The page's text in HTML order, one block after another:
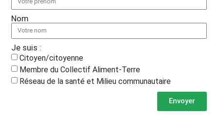
Nom
Je suis :
Citoyen/citoyenne
Membre du Collectif Aliment-Terre
Réseau de la santé et Milieu communautaire
Envoyer